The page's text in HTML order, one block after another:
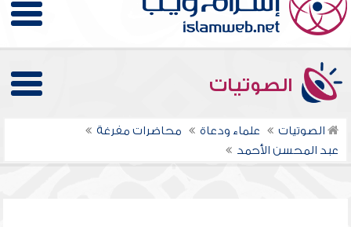
الصوتيات
الصوتيات علماء ودعاة
محاضرات مفرغة
عبد المحسن الأحمد